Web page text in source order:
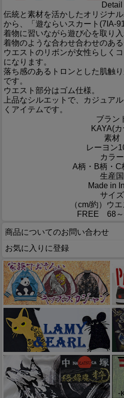
Detail
伝統と素材を活かしたオリジナ
から、「遊ならいスカート(7IA-
着物に習いながら遊び心を取り入
着物のような合わせ合わせのある
ウエストのリボンが女性らしく
になります。
落ち感のあるトロンとした肌触
です。
ウエスト部分はゴム仕様。
上品なシルエットで、カジュア
くアイテムです。
ブラン
KAYA(
素材
レーヨン
カラー
A柄・B柄・C
生産国
Made in
サイズ
（cm/約）
ウエ
FREE
68
商品についてのお問い合わせ
お気に入りに登録